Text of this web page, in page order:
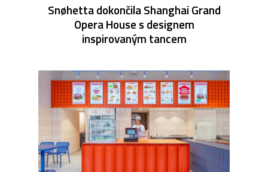
Snøhetta dokončila Shanghai Grand
Opera House s designem
inspirovaným tancem